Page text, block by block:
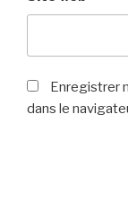
Enregistrer
dans le